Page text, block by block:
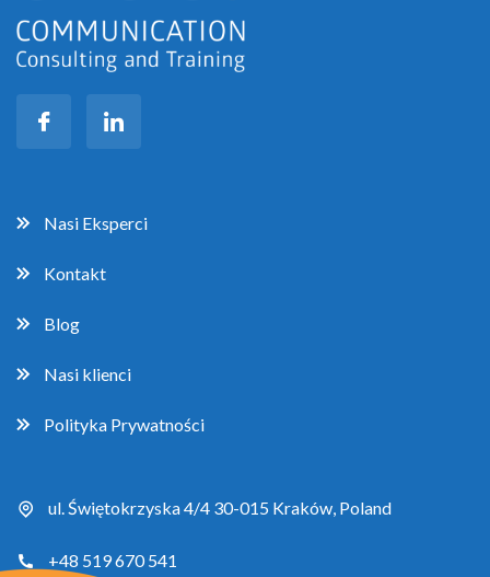
Nasi Eksperci
Kontakt
Blog
Nasi klienci
Polityka Prywatności
ul. Świętokrzyska 4/4 30-015 Kraków, Poland
+48 519 670 541